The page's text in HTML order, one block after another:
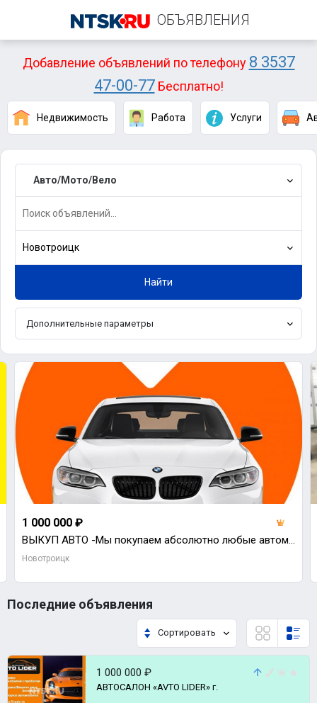
ОБЪЯВЛЕНИЯ
Добавление объявлений по телефону 8 3537
47-00-77Бесплатно!
Недвижимость Работа Услуги
Авто/Мото/Вело
Новотроицк
Найти
Дополнительные параметры
1 000 000 ₽
ВЫКУП АВТО -Мы покупаем абсолютно любые автомобили, а точнее - совсем новые, с пробегом, после ДТП,
Новотроицк
Последние объявления
Сортировать
1 000 000 ₽
АВТОСАЛОН «AVTO LIDER» г.